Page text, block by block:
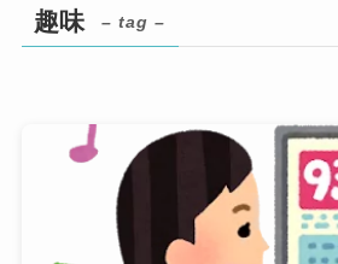
趣味 – tag –